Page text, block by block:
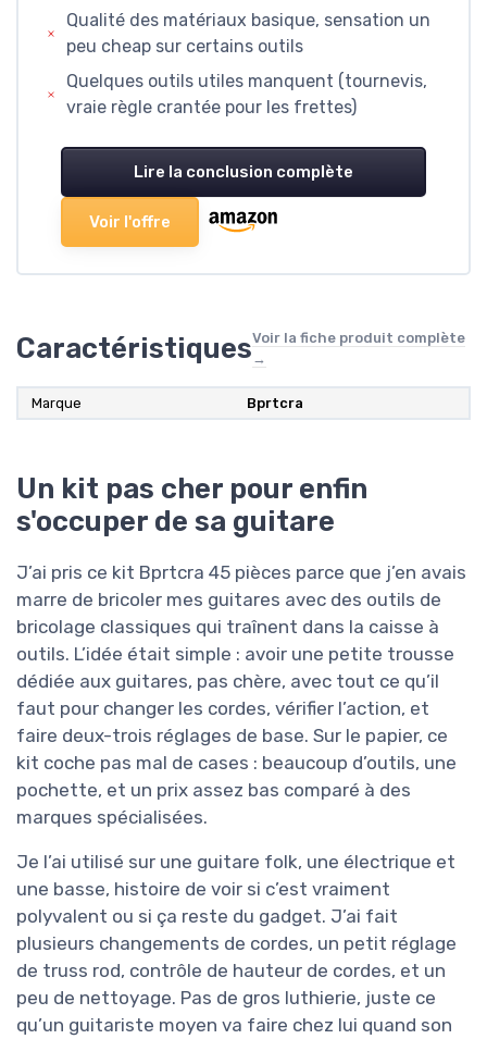
Qualité des matériaux basique, sensation un
peu cheap sur certains outils
Quelques outils utiles manquent (tournevis,
vraie règle crantée pour les frettes)
Lire la conclusion complète
Voir l'offre
CaractéristiquesVoir la fiche produit complète
→
Marque Bprtcra
Un kit pas cher pour enfin
s'occuper de sa guitare
J’ai pris ce kit Bprtcra 45 pièces parce que j’en avais
marre de bricoler mes guitares avec des outils de
bricolage classiques qui traînent dans la caisse à
outils. L’idée était simple : avoir une petite trousse
dédiée aux guitares, pas chère, avec tout ce qu’il
faut pour changer les cordes, vérifier l’action, et
faire deux-trois réglages de base. Sur le papier, ce
kit coche pas mal de cases : beaucoup d’outils, une
pochette, et un prix assez bas comparé à des
marques spécialisées.
Je l’ai utilisé sur une guitare folk, une électrique et
une basse, histoire de voir si c’est vraiment
polyvalent ou si ça reste du gadget. J’ai fait
plusieurs changements de cordes, un petit réglage
de truss rod, contrôle de hauteur de cordes, et un
peu de nettoyage. Pas de gros luthierie, juste ce
qu’un guitariste moyen va faire chez lui quand son